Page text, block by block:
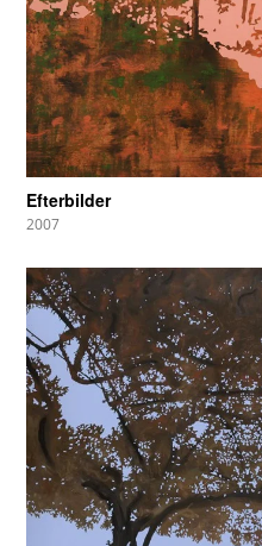
Efterbilder
2007